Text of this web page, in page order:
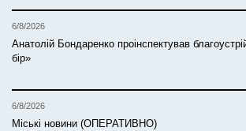
6/8/2026
Анатолій Бондаренко проінспектував
бір»
6/8/2026
Міські новини (ОПЕРАТИВНО)